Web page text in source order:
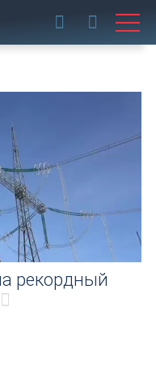
рекордный